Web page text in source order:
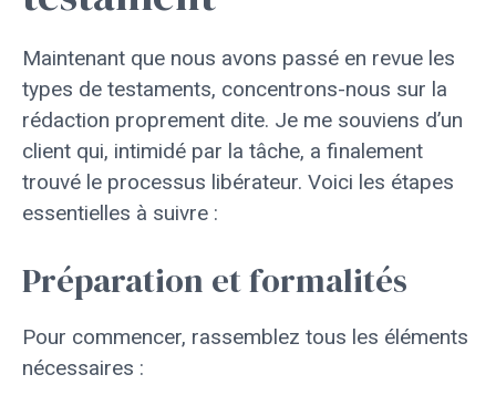
Maintenant que nous avons passé en revue les
types de testaments, concentrons-nous sur la
rédaction proprement dite. Je me souviens d’un
client qui, intimidé par la tâche, a finalement
trouvé le processus libérateur. Voici les étapes
essentielles à suivre :
Préparation et formalités
Pour commencer, rassemblez tous les éléments
nécessaires :